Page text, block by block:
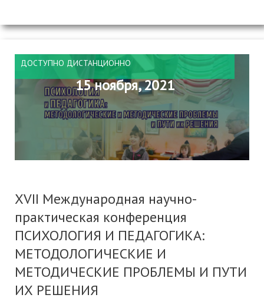
ДОСТУПНО ДИСТАНЦИОННО
15 ноября, 2021
XVII Международная научно-
практическая конференция
ПСИХОЛОГИЯ И ПЕДАГОГИКА:
МЕТОДОЛОГИЧЕСКИЕ И
МЕТОДИЧЕСКИЕ ПРОБЛЕМЫ И ПУТИ
ИХ РЕШЕНИЯ